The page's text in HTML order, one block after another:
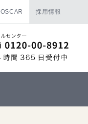
OSCAR 採用情報